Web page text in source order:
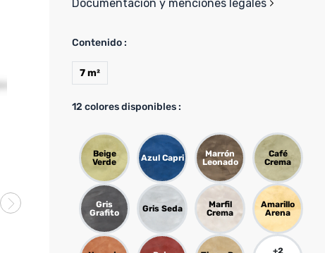
Documentación y menciones legales
Contenido :
7 m²
12 colores disponibles :
Beige
Verde
Azul Capri
Marrón
Leonado
Café
Crema
Gris
Grafito
Gris Seda
Marfil
Crema
Amarillo
Arena
+2